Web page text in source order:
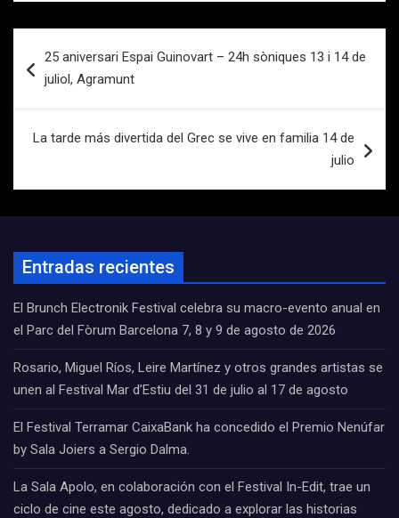
de
25 aniversari Espai Guinovart – 24h sòniques 13 i 14 de
juliol, Agramunt
La tarde más divertida del Grec se vive en familia 14 de
julio
Entradas recientes
El Brunch Electronik Festival celebra su macro-evento anual en
el Parc del Fòrum Barcelona 7, 8 y 9 de agosto de 2026
Rosario, Miguel Ríos, Leire Martínez y otros grandes artistas se
unen al Festival Mar d’Estiu del 31 de julio al 17 de agosto
El Festival Terramar CaixaBank ha concedido el Premio Nenúfar
by Sala Joiers a Sergio Dalma.
La Sala Apolo, en colaboración con el Festival In-Edit, trae un
ciclo de cine este agosto, dedicado a explorar las historias